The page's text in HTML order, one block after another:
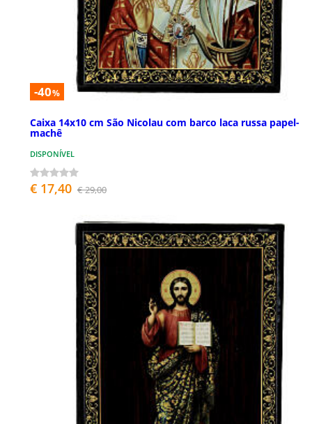
-40%
Caixa 14x10 cm São Nicolau com barco laca russa papel-
machê
DISPONÍVEL
€ 17,40 € 29,00